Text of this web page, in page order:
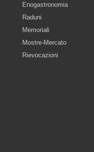
Enogastronomia
Raduni
Memoriali
Mostre-Mercato
Rievocazioni